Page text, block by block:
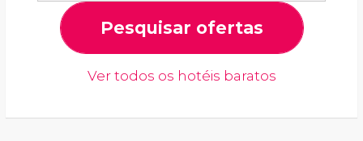
Pesquisar ofertas
Ver todos os hotéis baratos